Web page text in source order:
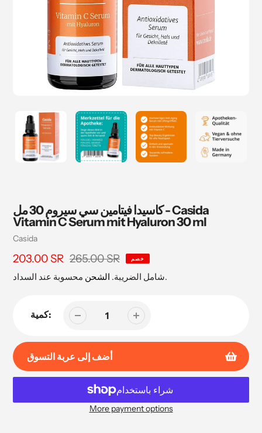
كاسيدا فيتامين سي سيروم 30 مل - Casida
Vitamin C Serum mit Hyaluron 30 ml
بائع
Casida
سعر
البيع
203.00 SR
السعر 265.00 SR خصم
شامل الضريبة. الشحن محسوبة عند السداد.
كمية:
أضف إلى عربة التسوق
More payment options